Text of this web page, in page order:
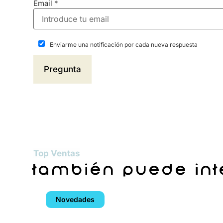
Email *
Enviarme una notificación por cada nueva respuesta
Top Ventas
también puede
Novedades